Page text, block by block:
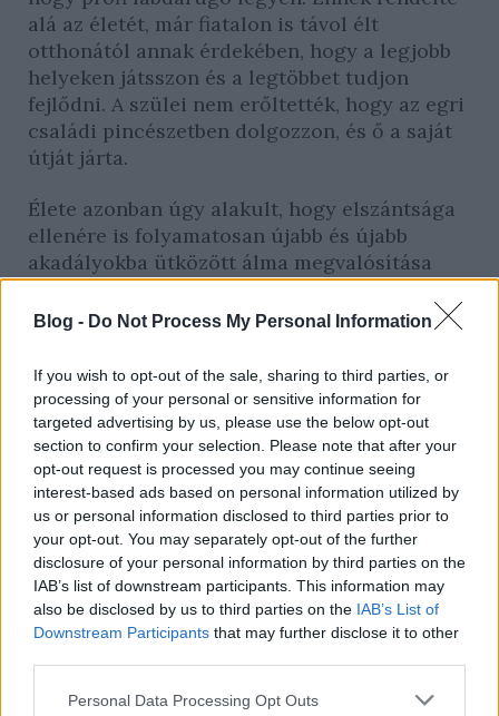
Blog - Do Not Process My Personal Information
If you wish to opt-out of the sale, sharing to third parties, or
processing of your personal or sensitive information for
targeted advertising by us, please use the below opt-out
section to confirm your selection. Please note that after your
opt-out request is processed you may continue seeing
interest-based ads based on personal information utilized by
us or personal information disclosed to third parties prior to
your opt-out. You may separately opt-out of the further
disclosure of your personal information by third parties on the
IAB’s list of downstream participants. This information may
also be disclosed by us to third parties on the IAB’s List of
Downstream Participants that may further disclose it to other
Please note that this website/app uses one or more Google
Personal Data Processing Opt Outs
alá az életét, már fiatalon is távol élt
otthonától annak érdekében, hogy a legjobb
helyeken játsszon és a legtöbbet tudjon
fejlődni. A szülei nem erőltették, hogy az egri
családi pincészetben dolgozzon, és ő a saját
útját járta.
Élete azonban úgy alakult, hogy elszántsága
ellenére is folyamatosan újabb és újabb
akadályokba ütközött álma megvalósítása
kapcsán. Nehéz időszakok voltak, amikor
különböző sérülések hátráltatták azon a
sportolóként elképzelt magának.
Csak úgy mellékesen, legidősebb gyerekként
kezdett el borbemutatókra járni, és
fokozatosan vette észre, milyen jó érzés a
borokon keresztül élményt nyújtani az
embereknek. Így a foci mellett elkezdte
szőlészeti és borászati tanulmányait, és a
sors iróniájaként pont legjobb futballszezonja
után került olyan döntési helyzetbe, amikor
választania kellett.